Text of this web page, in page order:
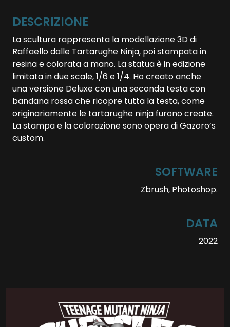
DESCRIZIONE
La scultura rappresenta la modellazione 3D di
Raffaello dalle Tartarughe Ninja, poi stampata in
resina e colorata a mano. La statua è in edizione
limitata in due scale, 1/6 e 1/4. Ho creato anche
una versione Deluxe con una seconda testa con
bandana rossa che ricopre tutta la testa, come
originariamente le tartarughe ninja furono create.
La stampa e la colorazione sono opera di Gazoro’s
custom.
SOFTWARE
Zbrush, Photoshop.
DATA
2022